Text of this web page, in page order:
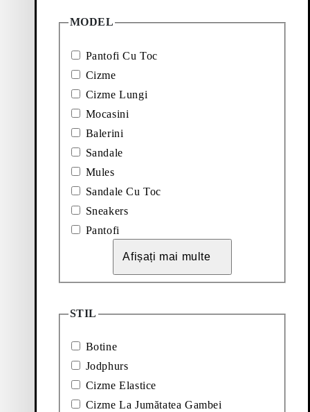
CU TOC (Maro, Piele)
Alissa Pantofi Cu Toc
New Edition
Negru, Piele
Adăugați la favorite: ALISSA PANTOFI CU TOC
Ellis Cizme Lungi
Noutate
Adăugați la favorite: ELLIS CIZME LUNGI
MODEL
Pantofi Cu Toc
Cizme
Cizme Lungi
Mocasini
Balerini
Sandale
Mules
Sandale Cu Toc
Sneakers
Pantofi
Afișați mai multe
STIL
Botine
Jodphurs
Cizme Elastice
Cizme La Jumătatea Gambei